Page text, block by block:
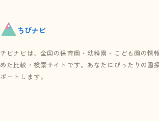
ちびナビ
チビナビは、全国の保育園・幼稚園・こども園の情
めた比較・検索サイトです。あなたにぴったりの園
ポートします。